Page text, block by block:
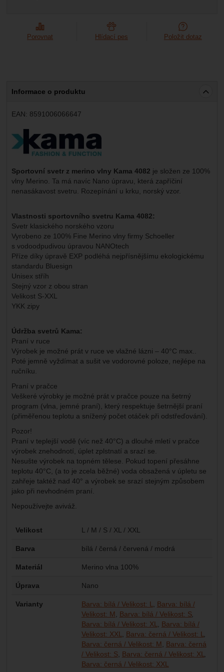
Porovnat Hlídací pes Položit dotaz
Informace o produktu
EAN: 8591006066647
Výrobce:
Sportovní svetr z merino vlny Kama 4082 je složen ze 100%
vlny Merino. Ta má navíc Nano úpravu, která zapříčiní
nenasákavost svetru. Rozepínání u krku, norský vzor.
Vlastnosti sportovního svetru Kama 4082:
Svetr klasického norského vzoru
Vyrobeno ze 100% Fine Merino vlny firmy Schoeller
s vodoodpudivou úpravou NANOtech
Příze díky úpravě EXP podléhá nejpřísnějšímu ekologickému
standardu Bluesign
Unisex stříh
Stejný vzor z obou stran
Velikost S-XXL
YKK zipy
Údržba svetrů Kama:
Praní v ruce
Výrobek je možné prát v ruce ve vlažné lázni – 40°C max..
Poté jemně vyždímat a sušit ve vodorovné poloze, nejlépe na
ručníku.
Praní v pračce
Veškeré výrobky je možné prát v pračce pouze na šetrný
program (vlna, jemné praní), který respektuje šetrnější praní
(přiměřenou teplotu a snížený počet otáček při odstřeďování).
Pozor!
Praní v teplejší vodě (víc než 40°C) a dlouhé mletí v pračce
výrobek znehodnotí, úplet zplstnatí a srazí se.
Nesušte výrobek na topném tělese. Pokud topení přesáhne
teplotu 40°C, (a to je zcela běžné) voda obsažená v úpletu se
zahřeje taktéž nad 40° a výrobek se srazí stejným způsobem
jako při nevhodném praní.
Nepoužívejte aviváž.
Parametry
Velikost L / M / S / XL / XXL
Barva bílá / černá / červená / modrá
Materiál Merino vlna 100%
Úprava Nano
Varianty Barva: bílá / Velikost: L
Barva: bílá /
Velikost: M
Barva: bílá / Velikost: S
Barva: bílá / Velikost: XL
Barva: bílá /
Velikost: XXL
Barva: černá / Velikost: L
Barva: černá / Velikost: M
Barva: černá
/ Velikost: S Barva: černá / Velikost: XL
Barva: černá / Velikost: XXL